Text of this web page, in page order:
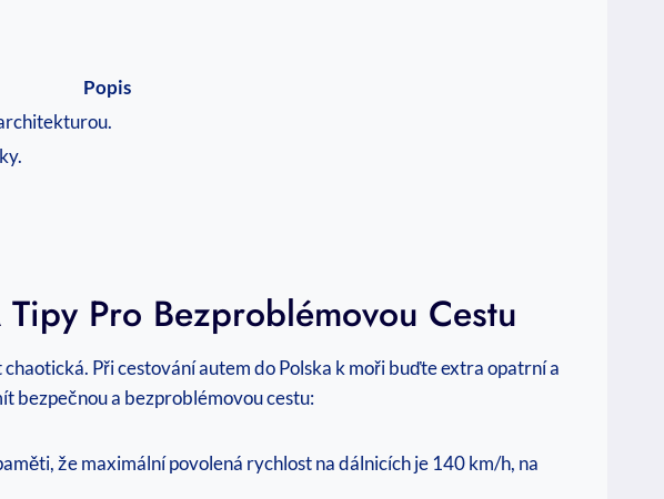
Popis
Pro Bezproblémovou Cestu
Při cestování autem do Polska k moři buďte extra opatrní a
bezpečnou a bezproblémovou cestu:
že maximální povolená rychlost na dálnicích je 140 km/h, na